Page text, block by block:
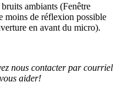
ambiants (Fenêtre
moins de réflexion possible
en avant du micro).
nous contacter par courriel
aider!